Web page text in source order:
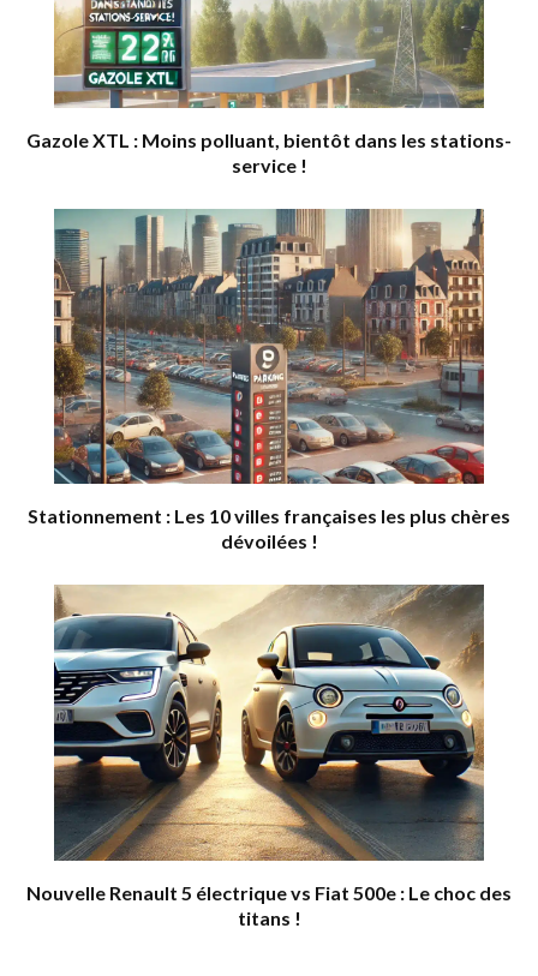
Gazole XTL : Moins polluant, bientôt dans les stations-
service !
Stationnement : Les 10 villes françaises les plus chères
dévoilées !
Nouvelle Renault 5 électrique vs Fiat 500e : Le choc des
titans !